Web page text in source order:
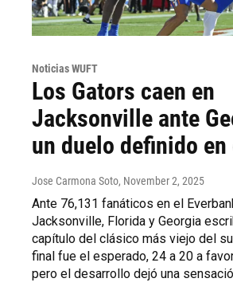
Noticias WUFT
Los Gators caen en
Jacksonville ante
un duelo definido
Jose Carmona Soto, November 2, 2025
Ante 76,131 fanáticos en el
Jacksonville, Florida y Georgia
capítulo del clásico más viejo del
final fue el esperado, 24 a 20 a
pero el desarrollo dejó una